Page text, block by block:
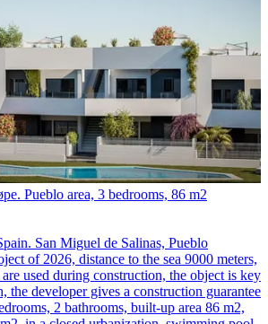
Pueblo area, 3 bedrooms, 86 m2
San Miguel de Salinas, Pueblo
of 2026, distance to the sea 9000 meters,
used during construction, the object is key
the developer gives a construction guarantee
2 bathrooms, built-up area 86 m2,